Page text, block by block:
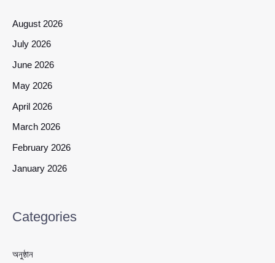
August 2026
July 2026
June 2026
May 2026
April 2026
March 2026
February 2026
January 2026
Categories
অনুষ্ঠান